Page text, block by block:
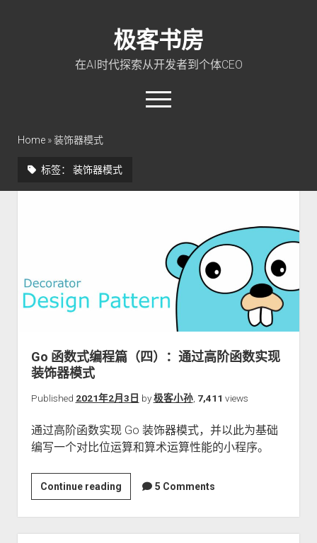
极客书房
在AI时代探索从开发者到个体CEO
open
menu
twitter
玩转 ChatGPT
软件工程
成长思维
极客智坊文档
关于本站
Home»装饰器模式
标签： 装饰器模式
Go 函数式编程篇（四）：通过高阶函数实现
装饰器模式
Published 2021年2月3日 by极客小孙, 7,411 views
通过高阶函数实现 Go 装饰器模式，并以此为基础
编写一个对比位运算和算术运算性能的小程序。
Continue readingGo
函
数
式
5 Comments